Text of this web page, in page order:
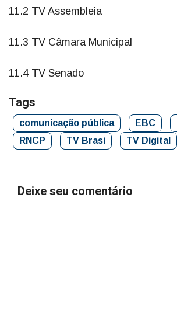
11.2 TV Assembleia
11.3 TV Câmara Municipal
11.4 TV Senado
Tags
comunicação pública EBC
RNCP
TV Brasi TV Digital
Deixe seu comentário